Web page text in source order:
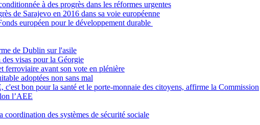
à des progrès dans les réformes urgentes
de Sarajevo en 2016 dans sa voie européenne
européen pour le développement durable
de Dublin sur l'asile
visas pour la Géorgie
ferroviaire avant son vote en plénière
adoptées non sans mal
bon pour la santé et le porte-monnaie des citoyens, affirme la Commission
l’AEE
des systèmes de sécurité sociale